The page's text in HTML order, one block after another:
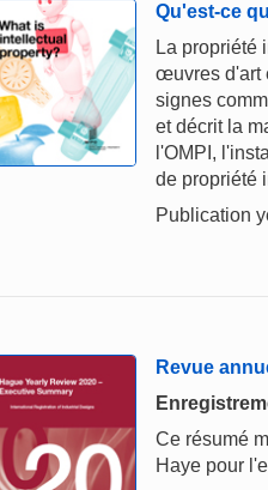
Qu'est-ce
La propriété
œuvres d'art
signes
et décrit la
l'OMPI,
de propriété
Publication
Revue
Ce résumé
Haye pour